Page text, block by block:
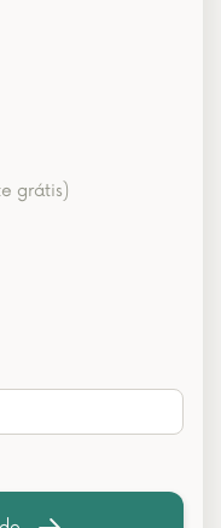
grátis)